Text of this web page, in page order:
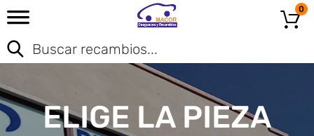
0
ELIGE LA PIEZA